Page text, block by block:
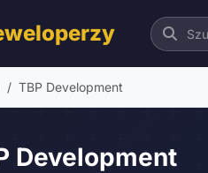
TBP Development
Development